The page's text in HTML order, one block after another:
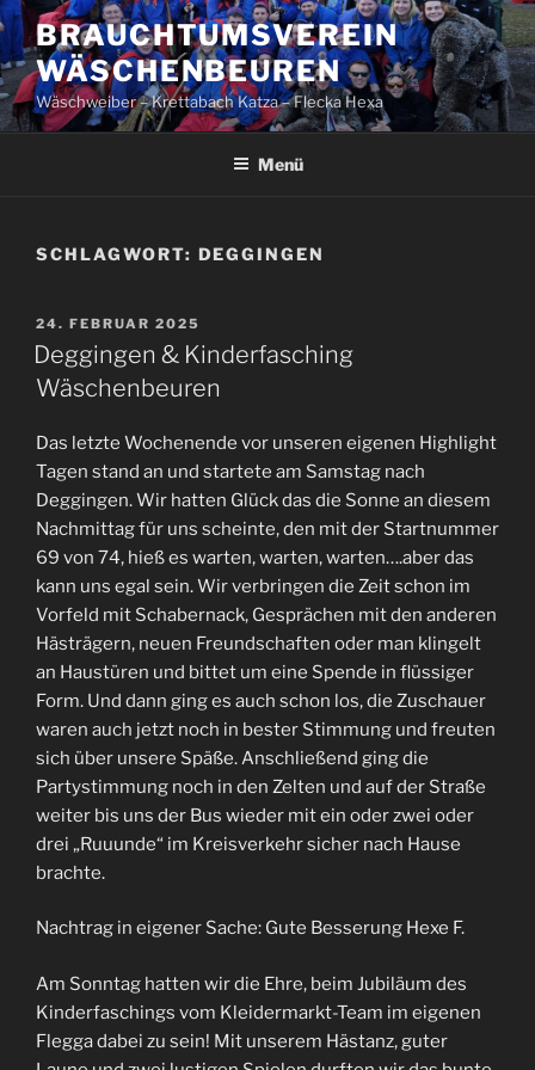
Zum
Inhalt
springen
BRAUCHTUMSVEREIN
WÄSCHENBEUREN
Wäschweiber – Krettabach Katza – Flecka Hexa
Menü
SCHLAGWORT: DEGGINGEN
VERÖFFENTLICHT
AM
24. FEBRUAR 2025
Deggingen & Kinderfasching
Wäschenbeuren
Das letzte Wochenende vor unseren eigenen Highlight
Tagen stand an und startete am Samstag nach
Deggingen. Wir hatten Glück das die Sonne an diesem
Nachmittag für uns scheinte, den mit der Startnummer
69 von 74, hieß es warten, warten, warten….aber das
kann uns egal sein. Wir verbringen die Zeit schon im
Vorfeld mit Schabernack, Gesprächen mit den anderen
Hästrägern, neuen Freundschaften oder man klingelt
an Haustüren und bittet um eine Spende in flüssiger
Form. Und dann ging es auch schon los, die Zuschauer
waren auch jetzt noch in bester Stimmung und freuten
sich über unsere Späße. Anschließend ging die
Partystimmung noch in den Zelten und auf der Straße
weiter bis uns der Bus wieder mit ein oder zwei oder
drei „Ruuunde“ im Kreisverkehr sicher nach Hause
brachte.
Nachtrag in eigener Sache: Gute Besserung Hexe F.
Am Sonntag hatten wir die Ehre, beim Jubiläum des
Kinderfaschings vom Kleidermarkt-Team im eigenen
Flegga dabei zu sein! Mit unserem Hästanz, guter